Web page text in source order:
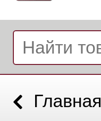
Главная